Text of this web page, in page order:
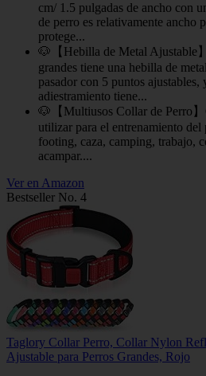
cm/ 1.5 pulgadas de ancho con
de perro es relativamente ancho
protege...
🐶【Hebilla de Metal Ajustable
grandes tiene una hebilla de
pasador con 5 puntos
adiestramiento tiene...
🐶【Multiusos Collar de Perro
utilizar para el entrenamiento del
footing, caza, camping, trabajo,
acampar....
Ver en Amazon
Bestseller No. 4
Taglory Collar Perro, Collar Nylon
Ajustable para Perros Grandes, Rojo